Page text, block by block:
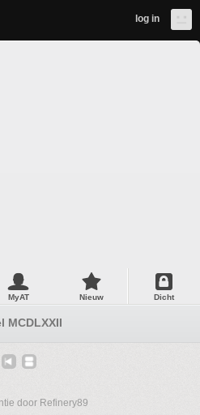
log in
MyAT Nieuw Dicht
MCDLXXII
door Refinery89